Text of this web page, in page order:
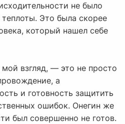
не было
Это была скорее
который нашел себе
взгляд, — это не просто
а
и готовность защитить
ошибок. Онегин же
был совершенно не готов.